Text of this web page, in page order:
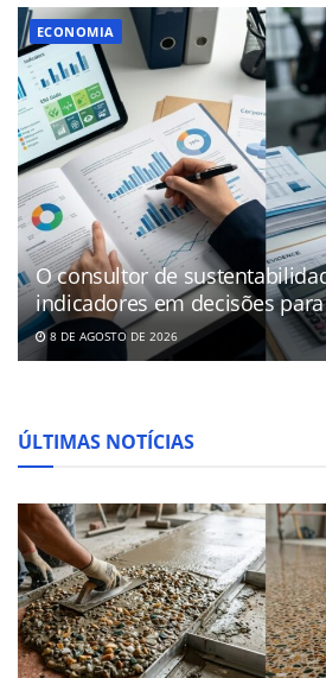
ECONOMIA
O consultor de
indicadores em decisões
8 DE AGOSTO DE 2026
ÚLTIMAS NOTÍCIAS